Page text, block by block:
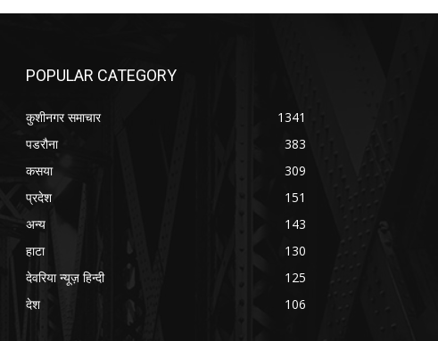
POPULAR CATEGORY
कुशीनगर समाचार
1341
पडरौना
383
कसया
309
प्रदेश
151
अन्य
143
हाटा
130
देवरिया न्यूज़ हिन्दी
125
देश
106